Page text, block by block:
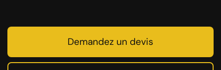
Demandez un devis